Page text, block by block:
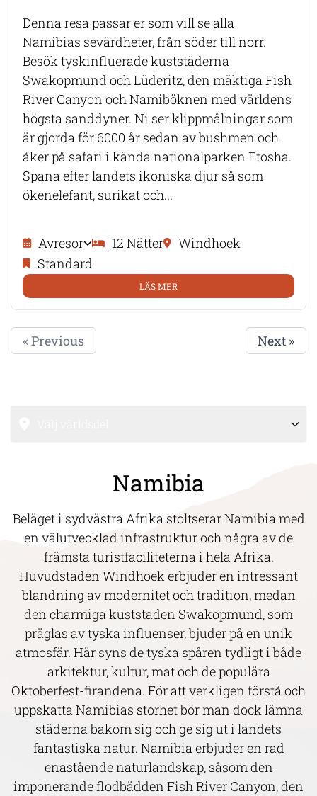
Denna resa passar er som vill se alla
Namibias sevärdheter, från söder till norr.
Besök tyskinfluerade kuststäderna
Swakopmund och Lüderitz, den mäktiga Fish
River Canyon och Namiböknen med världens
högsta sanddyner. Ni ser klippmålningar som
är gjorda för 6000 år sedan av bushmen och
åker på safari i kända nationalparken Etosha.
Spana efter landets ikoniska djur så som
ökenelefant, surikat och...
Avresor 12 Nätter
Windhoek
Standard
LÄS MER
« Previous Next »
Namibia
Beläget i sydvästra Afrika stoltserar Namibia med
en välutvecklad infrastruktur och några av de
främsta turistfaciliteterna i hela Afrika.
Huvudstaden Windhoek erbjuder en intressant
blandning av modernitet och tradition, medan
den charmiga kuststaden Swakopmund, som
präglas av tyska influenser, bjuder på en unik
atmosfär. Här syns de tyska spåren tydligt i både
arkitektur, kultur, mat och de populära
Oktoberfest-firandena. För att verkligen förstå och
uppskatta Namibias storhet bör man dock lämna
städerna bakom sig och ge sig ut i landets
fantastiska natur. Namibia erbjuder en rad
enastående naturlandskap, såsom den
imponerande flodbädden Fish River Canyon, den